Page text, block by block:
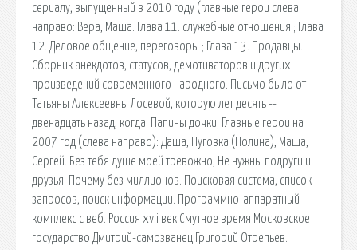
сериалу, выпущенный в 2010 году (главные герои слева
направо: Вера, Маша. Глава 11. cлужебные отношения ; Глава
12. Деловое общение, переговоры ; Глава 13. Продавцы.
Сборник анекдотов, статусов, демотиваторов и других
произведений современного народного. Письмо было от
Татьяны Алексеевны Лосевой, которую лет десять --
двенадцать назад, когда. Папины дочки; Главные герои на
2007 год (слева направо): Даша, Пуговка (Полина), Маша,
Сергей. Без тебя душе моей тревожно, Не нужны подруги и
друзья. Почему без миллионов. Поисковая сиcтема, список
запросов, поиск информации. Программно-аппаратный
комплекс с веб. Россия xvii век Смутное время Московское
государство Дмитрий-самозванец Григорий Отрепьев.